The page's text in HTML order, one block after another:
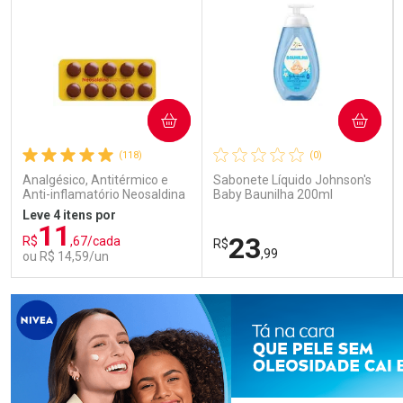
(118)
Analgésico, Antitérmico e
Anti-inflamatório Neosaldina
30mg + 300mg + 30mg 10
Drágeas
Leve 4 itens por
R$11 ,67/cada
ou R$ 14,59/un
COMPRAR
FECHAR
Laboratório
FECHAR
Por Menos
(0)
Sabonete Líquido Johnson's
Baby Baunilha 200ml
R$23,99
COMPRAR
Laboratório
Por Menos